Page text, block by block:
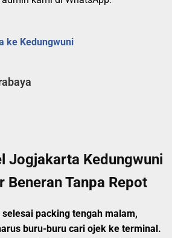
ke Kedungwuni
Jogjakarta Kedungwuni
Beneran Tanpa Repot
packing tengah malam,
buru-buru cari ojek ke terminal.